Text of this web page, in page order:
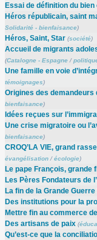
Essai de définition du bien
Héros républicain, saint
Solidarité - bienfaisance)
Héros, Saint, Star (société)
Accueil de migrants
(Catalogne - Espagne/
Une famille en voie
témoignages)
Origines des demandeurs
bienfaisance)
Idées reçues sur
Une crise migratoire ou
bienfaisance)
CROQ’LA VIE, grand
évangélisation/écologie)
Le pape François, grande
Les Pères Fondateurs de
La fin de la Grande Guerre
Des institutions pour la
Mettre fin au commerce
Des artisans de paix (
Qu’est-ce que la